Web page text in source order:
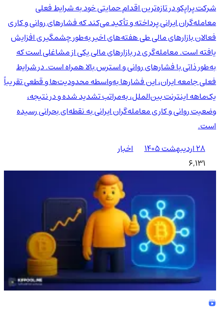
شرکت پراپکو در تازه‌ترین اقدام حمایتی خود به شرایط فعلی
معامله‌گران ایرانی پرداخته و تأکید می‌کند که فشارهای روانی و کاری
فعالان بازارهای مالی طی هفته‌های اخیر به‌طور چشمگیری افزایش
یافته است. معامله‌گری در بازارهای مالی یکی از مشاغلی است که
به‌طور ذاتی با فشارهای روانی و استرس بالا همراه است. در شرایط
فعلی جامعه ایران، این فشارها به‌واسطه محدودیت‌ها و قطعی تقریباً
یک‌ماهه اینترنت بین‌الملل، به‌مراتب تشدید شده و در نتیجه،
وضعیت روانی و کاری معامله‌گران ایرانی به نقطه‌ای بحرانی رسیده
است.
۲۸ اردیبهشت ۱۴۰۵
اخبار
6,131